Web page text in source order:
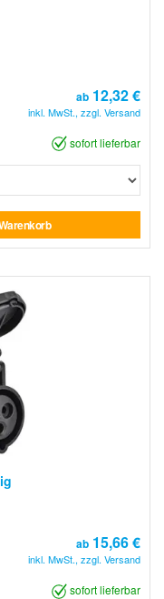
ab 12,32 €
inkl. MwSt., zzgl. Versand
sofort lieferbar
ab 15,66 €
inkl. MwSt., zzgl. Versand
sofort lieferbar